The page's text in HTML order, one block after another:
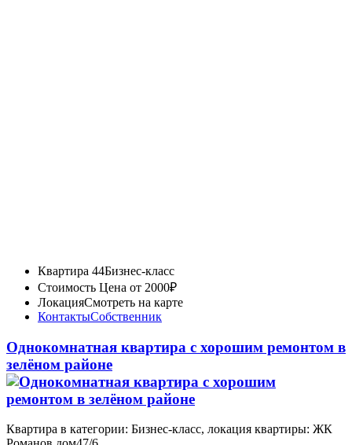
Квартира 44Бизнес-класс
Стоимость Цена от 2000₽
ЛокацияСмотреть на карте
КонтактыСобственник
Однокомнатная квартира с хорошим ремонтом в
зелёном районе
Квартира в категории: Бизнес-класс, локация квартиры: ЖК